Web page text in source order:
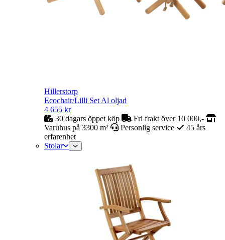
Hillerstorp
Ecochair/Lilli Set Al oljad
4 655 kr
30 dagars öppet köp
Fri frakt över 10 000,-
Varuhus på 3300 m²
Personlig service
45 års
erfarenhet
Stolar